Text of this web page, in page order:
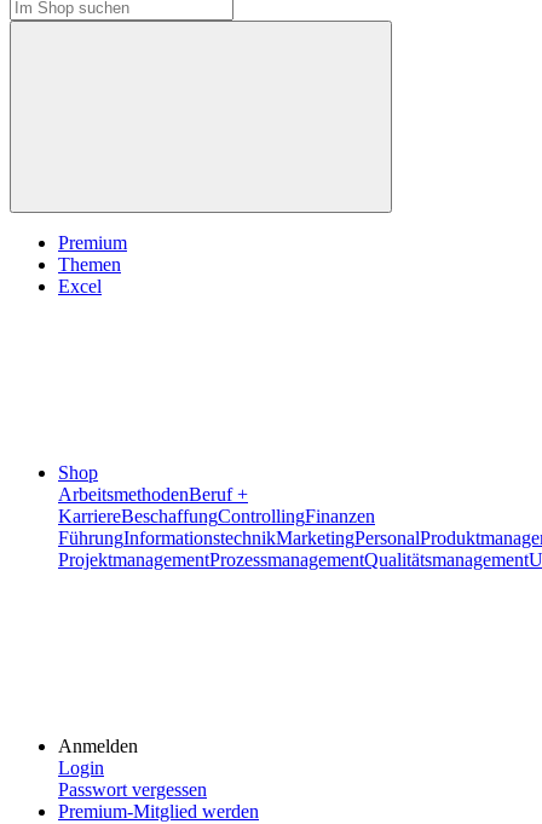
Premium
Themen
Excel
Shop
ArbeitsmethodenBeruf +
KarriereBeschaffungControllingFinanzen
FührungInformationstechnikMarketingPersonal
ProjektmanagementProzessmanagementQualitätsmanagement
Anmelden
Login
Passwort vergessen
Premium-Mitglied werden